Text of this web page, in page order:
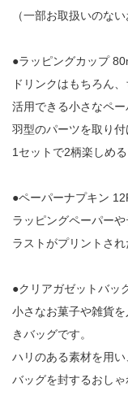
（一部お取扱いのな
●ラッピングカップ
ドリンクはもちろん
活用できる小さなペー
羽型のパーツを取り付
1セットで2柄楽しめ
●ペーパーナプキン
ラッピングペーパー
ラストがプリントされ
●クリアガゼットバッ
小さなお菓子や雑貨
きバッグです。
ハリのある素材を用い
バッグを封するおしゃ